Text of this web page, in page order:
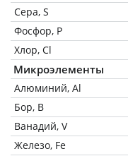
Сера, S
Фосфор, P
Хлор, Cl
Микроэлементы
Алюминий, Al
Бор, B
Ванадий, V
Железо, Fe